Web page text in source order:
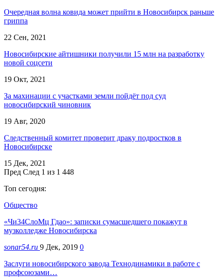
Очередная волна ковида может прийти в Новосибирск раньше
гриппа
22 Сен, 2021
Новосибирские айтишники получили 15 млн на разработку
новой соцсети
19 Окт, 2021
За махинации с участками земли пойдёт под суд
новосибирский чиновник
19 Авг, 2020
Следственный комитет проверит драку подростков в
Новосибирске
15 Дек, 2021
Пред След 1 из 1 448
Топ сегодня:
Общество
«Чи34СлоМц Гдао»: записки сумасшедшего покажут в
музколледже Новосибирска
sonar54.ru 9 Дек, 2019 0
Заслуги новосибирского завода Технодинамики в работе с
профсоюзами…